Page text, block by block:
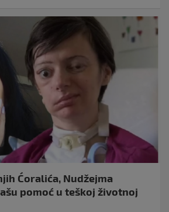
Ćoralića, Nudžejma
pomoć u teškoj životnoj